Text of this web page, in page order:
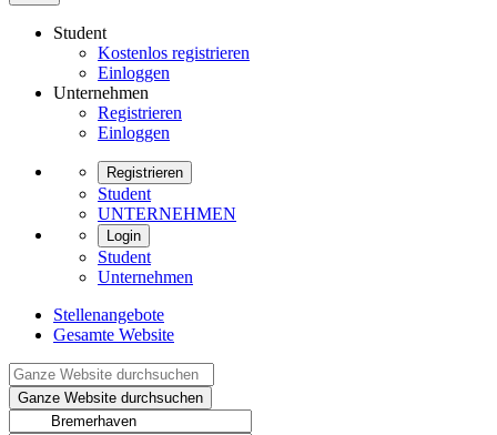
Student
Kostenlos registrieren
Einloggen
Unternehmen
Registrieren
Einloggen
Registrieren
Student
UNTERNEHMEN
Login
Student
Unternehmen
Stellenangebote
Gesamte Website